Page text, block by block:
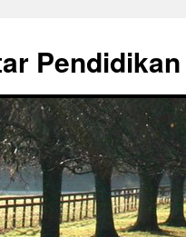
Pendidikan